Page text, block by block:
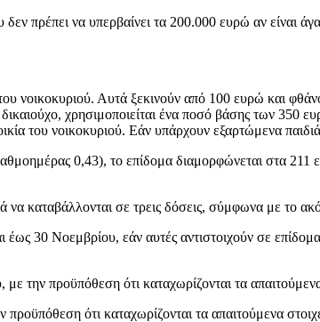
πρέπει να υπερβαίνει τα 200.000 ευρώ αν είναι
νοικοκυριού. Αυτά ξεκινούν από 100 ευρώ και
χρησιμοποιείται ένα ποσό βάσης των 350
του νοικοκυριού. Εάν υπάρχουν εξαρτώμενα
0,43), το επίδομα διαμορφώνεται στα
καταβάλλονται σε τρεις δόσεις, σύμφωνα με το
30 Νοεμβρίου, εάν αυτές αντιστοιχούν σε
την προϋπόθεση ότι καταχωρίζονται τα
ότι καταχωρίζονται τα απαιτούμενα